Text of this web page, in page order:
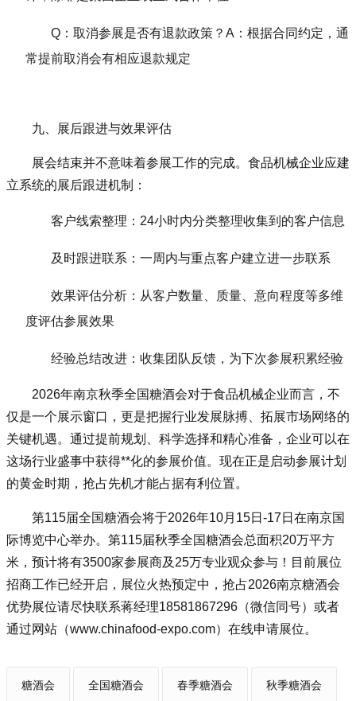
Q：取消参展是否有退款政策？A：根据合同约定，通
常提前取消会有相应退款规定
九、展后跟进与效果评估
展会结束并不意味着参展工作的完成。食品机械企业应建
立系统的展后跟进机制：
客户线索整理：24小时内分类整理收集到的客户信息
及时跟进联系：一周内与重点客户建立进一步联系
效果评估分析：从客户数量、质量、意向程度等多维
度评估参展效果
经验总结改进：收集团队反馈，为下次参展积累经验
2026年南京秋季全国糖酒会对于食品机械企业而言，不
仅是一个展示窗口，更是把握行业发展脉搏、拓展市场网络的
关键机遇。通过提前规划、科学选择和精心准备，企业可以在
这场行业盛事中获得**化的参展价值。现在正是启动参展计划
的黄金时期，抢占先机才能占据有利位置。
第115届全国糖酒会将于2026年10月15日-17日在南京国
际博览中心举办。第115届秋季全国糖酒会总面积20万平方
米，预计将有3500家参展商及25万专业观众参与！目前展位
招商工作已经开启，展位火热预定中，抢占2026南京糖酒会
优势展位请尽快联系蒋经理18581867296（微信同号）或者
通过网站（www.chinafood-expo.com）在线申请展位。
糖酒会 全国糖酒会 春季糖酒会 秋季糖酒会